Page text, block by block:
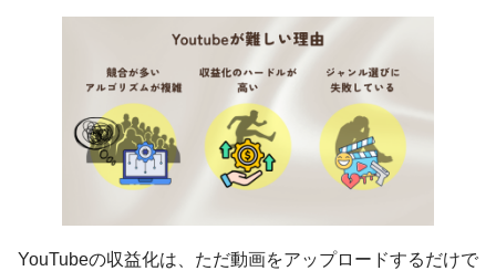
YouTubeの収益化は、ただ動画をアップロードするだけで